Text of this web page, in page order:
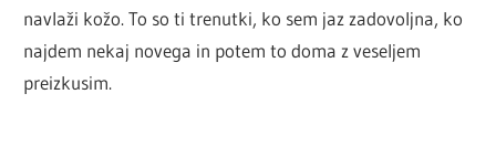
navlaži kožo. To so ti trenutki, ko sem jaz zadovoljna, ko
najdem nekaj novega in potem to doma z veseljem
preizkusim.